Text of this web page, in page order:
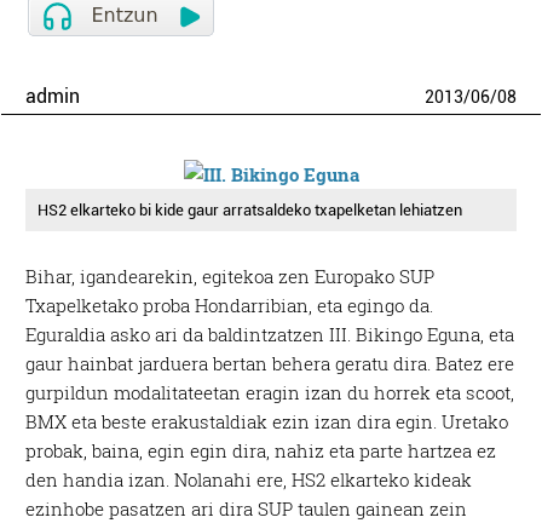
admin 2013/06/08
HS2 elkarteko bi kide gaur arratsaldeko txapelketan lehiatzen
Bihar, igandearekin, egitekoa zen Europako SUP
Txapelketako proba Hondarribian, eta egingo da.
Eguraldia asko ari da baldintzatzen III. Bikingo Eguna, eta
gaur hainbat jarduera bertan behera geratu dira. Batez ere
gurpildun modalitateetan eragin izan du horrek eta scoot,
BMX eta beste erakustaldiak ezin izan dira egin. Uretako
probak, baina, egin egin dira, nahiz eta parte hartzea ez
den handia izan. Nolanahi ere, HS2 elkarteko kideak
ezinhobe pasatzen ari dira SUP taulen gainean zein